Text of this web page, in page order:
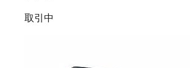
取引中